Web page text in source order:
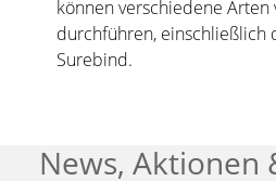
können verschiedene Arten
durchführen, einschließlich
Surebind.
News, Aktionen